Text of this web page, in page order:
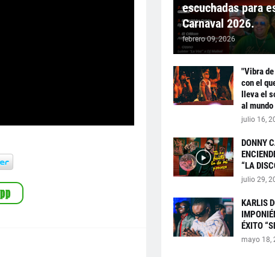
escuchadas para
Carnaval 2026.
febrero 09, 2026
"Vibra
con el
lleva el
al mundo
julio 16,
DONNY
“LA
julio 29,
KARLIS
ÉXITO
mayo 18,